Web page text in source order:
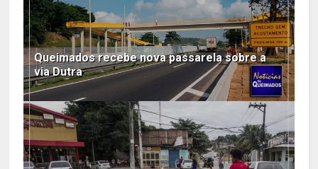
Queimados recebe nova passarela sobre a
via Dutra